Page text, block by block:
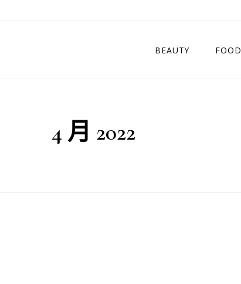
BEAUTY FOOD
4 月 2022